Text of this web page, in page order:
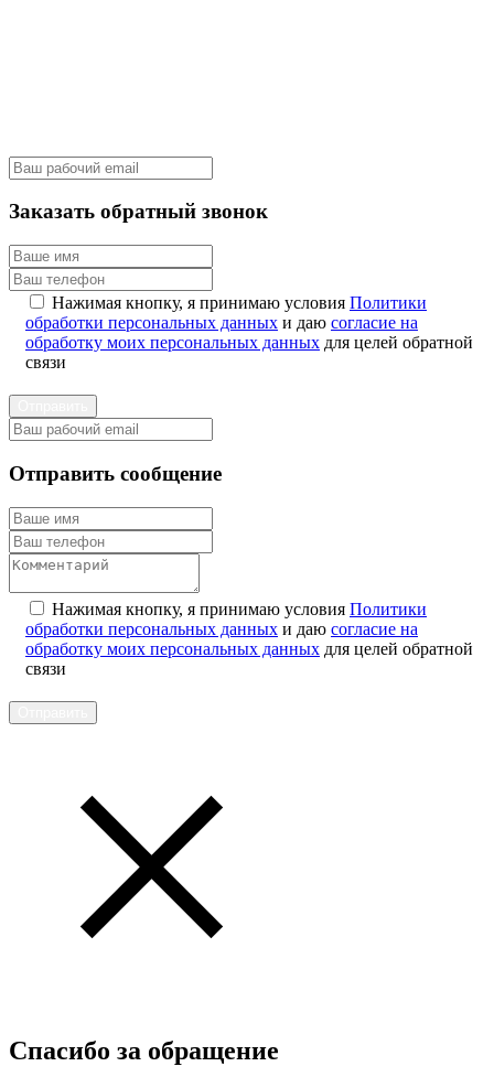
Заказать обратный звонок
Нажимая кнопку, я принимаю условия Политики
обработки персональных данных и даю согласие на
обработку моих персональных данных для целей обратной
связи
Отправить сообщение
Нажимая кнопку, я принимаю условия Политики
обработки персональных данных и даю согласие на
обработку моих персональных данных для целей обратной
связи
Спасибо за обращение